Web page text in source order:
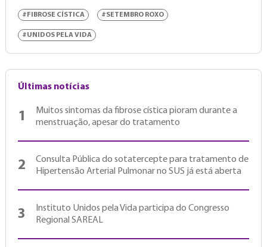
#FIBROSE CÍSTICA #SETEMBRO ROXO
#UNIDOS PELA VIDA
Últimas notícias
1
Muitos sintomas da fibrose cística pioram durante a
menstruação, apesar do tratamento
2
Consulta Pública do sotatercepte para tratamento de
Hipertensão Arterial Pulmonar no SUS já está aberta
3
Instituto Unidos pela Vida participa do Congresso
Regional SAREAL